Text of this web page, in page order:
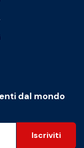
dal mondo
Iscriviti